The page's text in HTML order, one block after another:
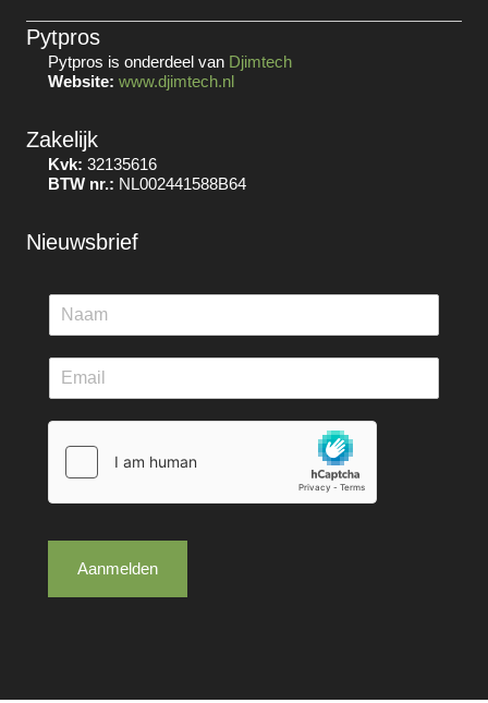
Pytpros
Pytpros is onderdeel van Djimtech
Website: www.djimtech.nl
Zakelijk
Kvk: 32135616
BTW nr.: NL002441588B64
Nieuwsbrief
Aanmelden